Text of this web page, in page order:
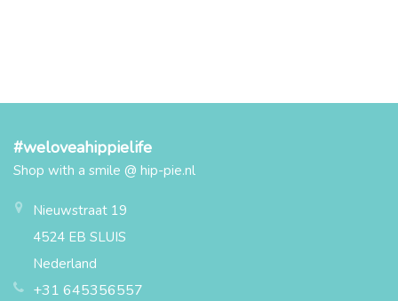
#weloveahippielife
Shop with a smile @ hip-pie.nl
Nieuwstraat 19
4524 EB SLUIS
Nederland
+31 645356557